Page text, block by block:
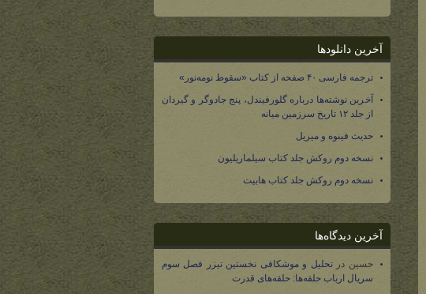
آخرین دانلودها
ترجمه فارسی ۴۰ صفحه از کتاب «سقوط نومه‌نور»
آخرین نوشته‌ها درباره گلورفیندل، پنج جادوگر و گیردان
از جلد ۱۲ تاریخ سرزمین میانه
حدیث فینوه و میریل
نسخه دوم روکش جلد کتاب سیلماریلیون
نسخه دوم روکش جلد کتاب هابیت
آخرین دیدگاه‌ها
حسین درتحلیل و موشکافی نخستین تیزر فصل سوم
سریال ارباب حلقه‌ها: حلقه‌های قدرت